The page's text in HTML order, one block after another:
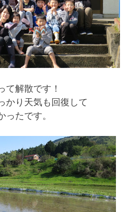
て解散です！
かり天気も回復して
たです。